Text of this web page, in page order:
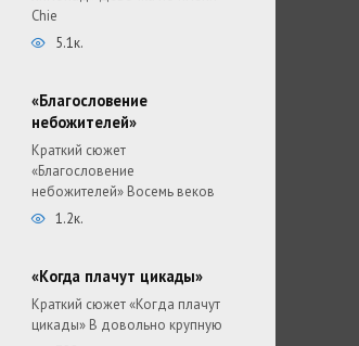
Chie
5.1к.
«Благословение
небожителей»
Краткий сюжет
«Благословение
небожителей» Восемь веков
1.2к.
«Когда плачут цикады»
Краткий сюжет «Когда плачут
цикады» В довольно крупную